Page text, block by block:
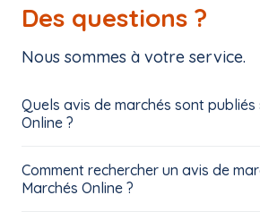
Des questions ?
Nous sommes à votre service.
Quels avis de marchés sont publiés
Online ?
Comment rechercher un avis de
Marchés Online ?